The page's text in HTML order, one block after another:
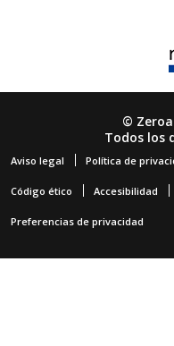
©
Todos los
Aviso legal Política de
Código ético Accesibilidad
Preferencias de privacidad